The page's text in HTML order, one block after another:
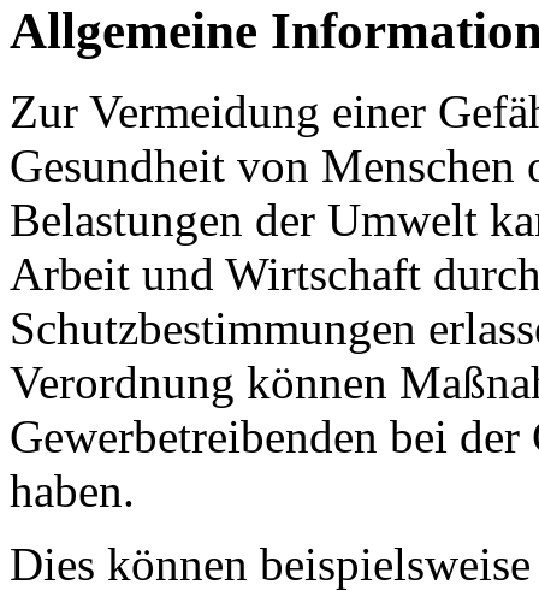
Allgemeine
Zur Vermeidung einer
Gesundheit von
Belastungen der Umwelt
Arbeit und Wirtschaft
Schutzbestimmungen
Verordnung können
Gewerbetreibenden bei
haben.
Dies können